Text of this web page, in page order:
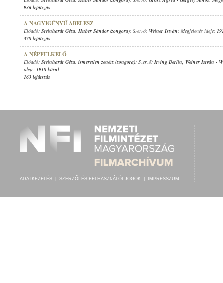
936 lejátszás
A NAGYIGÉNYŰ ABELESZ
Előadó: Steinhardt Géza, Huber Sándor (zongora); Szerző: Weiner István; Megjelenés ideje:
378 lejátszás
A NÉPFELKELŐ
Előadó: Steinhardt Géza, ismeretlen zenész (zongora); Szerző: Irving Berlin, Weiner István -
ideje: 1918 körül
163 lejátszás
ADATKEZELÉS SZERZŐI ÉS FELHASZNÁLÓI JOGOK IMPRESSZUM